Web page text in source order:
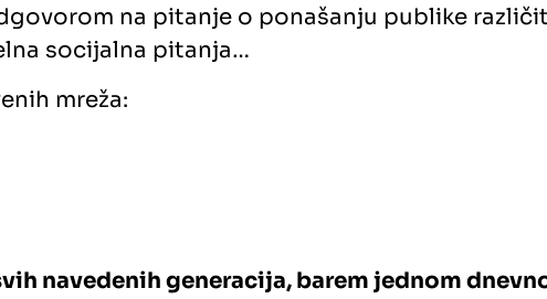
na pitanje o ponašanju publike
socijalna pitanja…
mreža:
navedenih generacija, barem jednom